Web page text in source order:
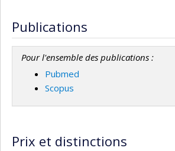
- Chercheuse principale (Subvention
impliquant 3 autres cochercheurs)
- Ministère de l'Agriculture et de la
Alimentaire (MASA, France)
- Chercheuse principale (Subvention
bourse pour une année de
Publications
Pour l'ensemble des publications :
Pubmed
Scopus
Prix et distinctions